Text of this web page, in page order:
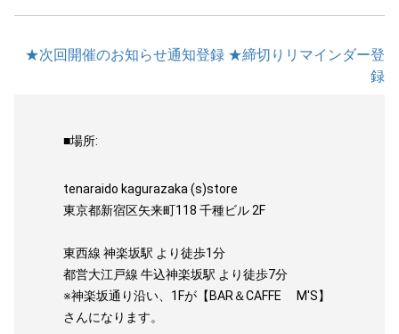
★次回開催のお知らせ通知登録 ★締切りリマインダー登
録
■場所:
tenaraido kagurazaka (s)store
東京都新宿区矢来町118 千種ビル 2F
東西線 神楽坂駅 より徒歩1分
都営大江戸線 牛込神楽坂駅 より徒歩7分
※神楽坂通り沿い、1Fが【BAR＆CAFFE M'S】
さんになります。